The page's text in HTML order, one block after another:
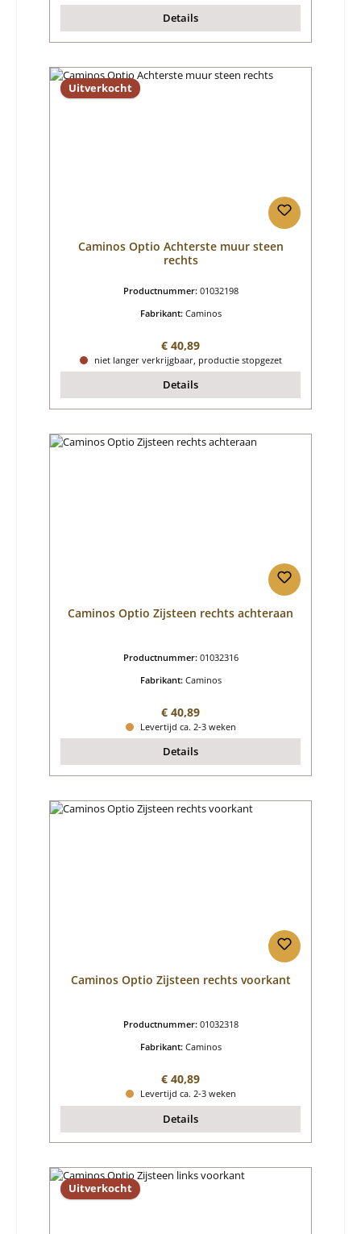
Details
Uitverkocht
Caminos Optio Achterste muur steen
rechts
Productnummer: 01032198
Fabrikant: Caminos
Normale prijs:
€ 40,89
niet langer verkrijgbaar, productie stopgezet
Details
Caminos Optio Zijsteen rechts achteraan
Productnummer: 01032316
Fabrikant: Caminos
Normale prijs:
€ 40,89
Levertijd ca. 2-3 weken
Details
Caminos Optio Zijsteen rechts voorkant
Productnummer: 01032318
Fabrikant: Caminos
Normale prijs:
€ 40,89
Levertijd ca. 2-3 weken
Details
Uitverkocht